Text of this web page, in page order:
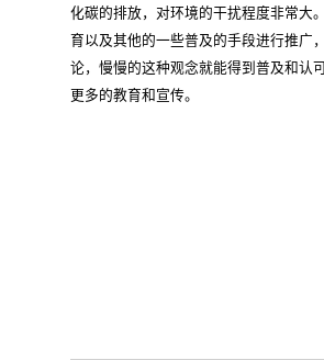
化碳的排放，对环境的干扰程度非常大
育以及其他的一些普及的手段进行推广
论，慢慢的这种观念就能得到普及和认
更多的教育和宣传。